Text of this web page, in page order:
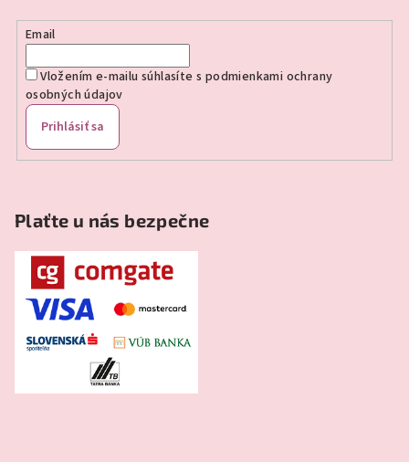
Email
Vložením e-mailu súhlasíte s podmienkami ochrany
osobných údajov
Prihlásiť sa
Plaťte u nás bezpečne